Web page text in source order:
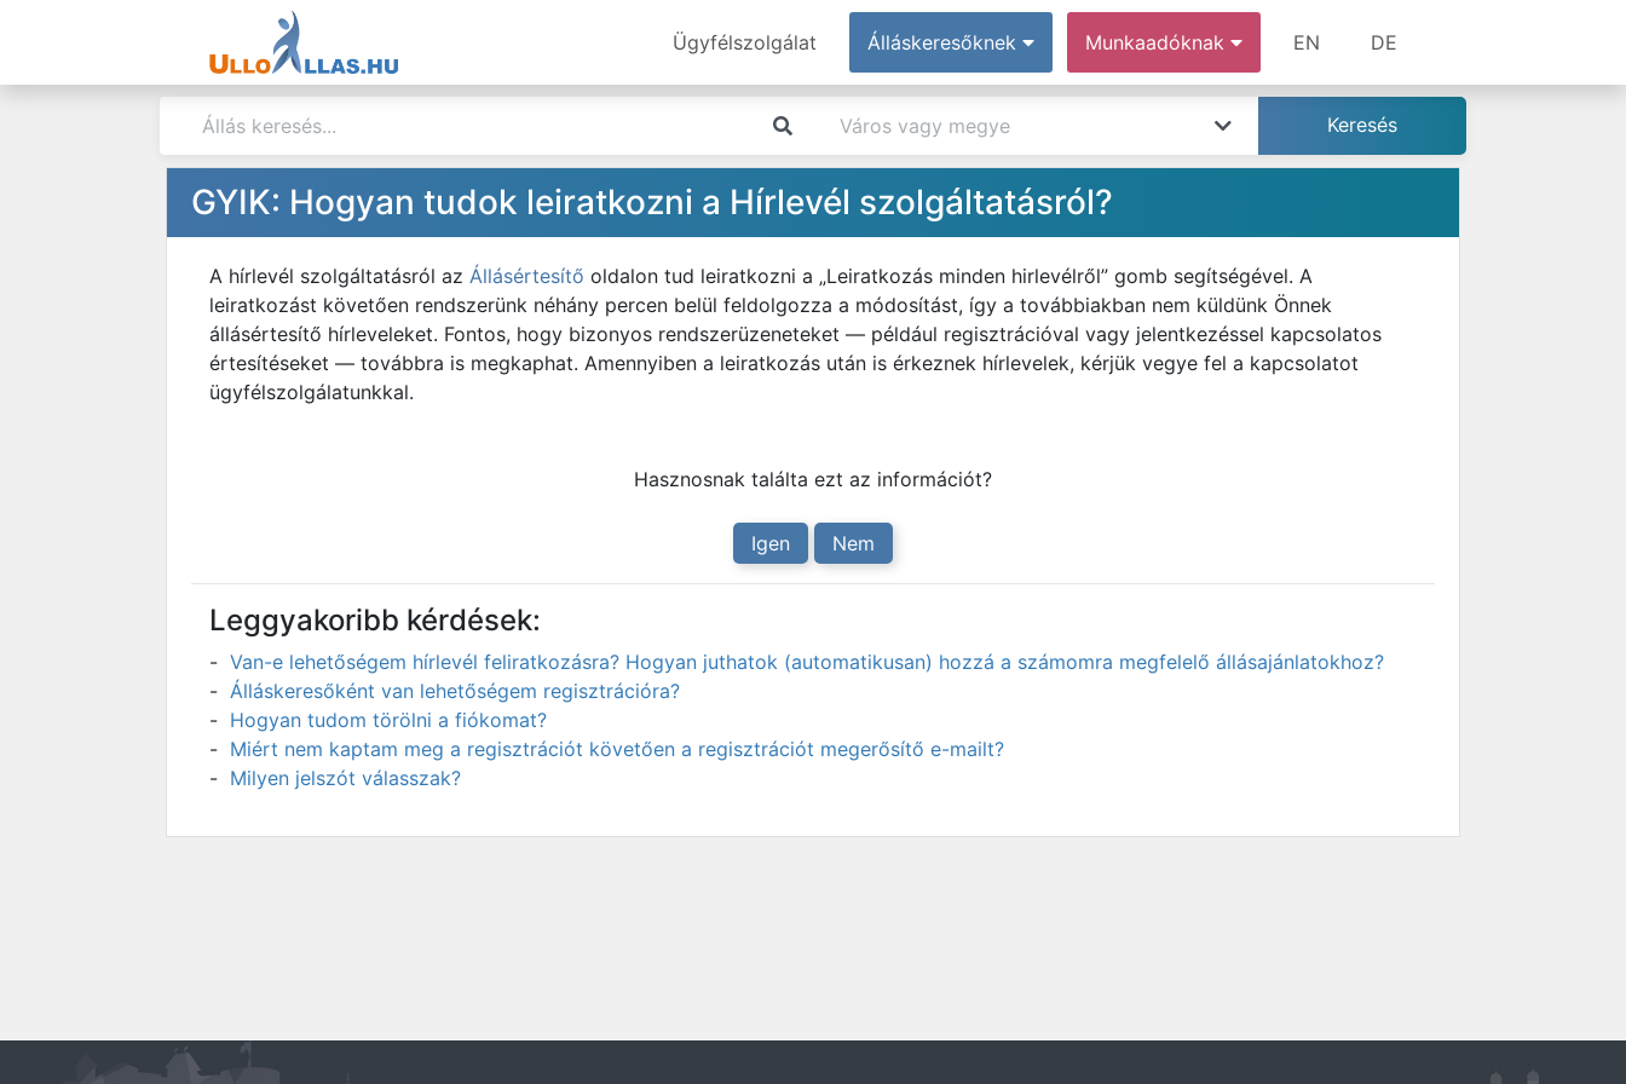
Ügyfélszolgálat Álláskeresőknek Munkaadóknak EN DE
GYIK: Hogyan tudok leiratkozni a Hírlevél szolgáltatásról?
A hírlevél szolgáltatásról az Állásértesítő oldalon tud leiratkozni a „Leiratkozás minden hirlevélről” gomb segítségével. A
leiratkozást követően rendszerünk néhány percen belül feldolgozza a módosítást, így a továbbiakban nem küldünk Önnek
állásértesítő hírleveleket. Fontos, hogy bizonyos rendszerüzeneteket — például regisztrációval vagy jelentkezéssel kapcsolatos
értesítéseket — továbbra is megkaphat. Amennyiben a leiratkozás után is érkeznek hírlevelek, kérjük vegye fel a kapcsolatot
ügyfélszolgálatunkkal.
Hasznosnak találta ezt az információt?
Igen Nem
Leggyakoribb kérdések:
Van-e lehetőségem hírlevél feliratkozásra? Hogyan juthatok (automatikusan) hozzá a számomra megfelelő állásajánlatokhoz?
Álláskeresőként van lehetőségem regisztrációra?
Hogyan tudom törölni a fiókomat?
Miért nem kaptam meg a regisztrációt követően a regisztrációt megerősítő e-mailt?
Milyen jelszót válasszak?